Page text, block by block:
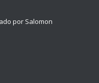
por Salomon